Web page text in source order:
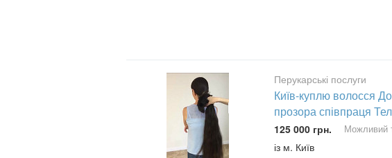
Перукарські послуги
Київ-куплю волосся
прозора співпраця
125 000 грн. Можливий
із м. Київ